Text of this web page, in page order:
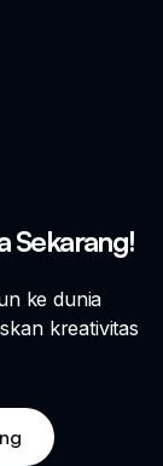
Sekarang!
ke dunia
kreativitas